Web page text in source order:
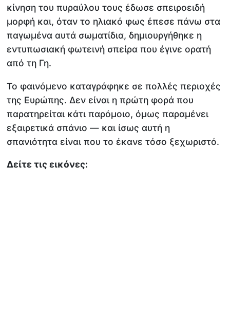
κίνηση του πυραύλου τους έδωσε σπειροειδή
μορφή και, όταν το ηλιακό φως έπεσε πάνω στα
παγωμένα αυτά σωματίδια, δημιουργήθηκε η
εντυπωσιακή φωτεινή σπείρα που έγινε ορατή
από τη Γη.
Το φαινόμενο καταγράφηκε σε πολλές περιοχές
της Ευρώπης. Δεν είναι η πρώτη φορά που
παρατηρείται κάτι παρόμοιο, όμως παραμένει
εξαιρετικά σπάνιο — και ίσως αυτή η
σπανιότητα είναι που το έκανε τόσο ξεχωριστό.
Δείτε τις εικόνες: